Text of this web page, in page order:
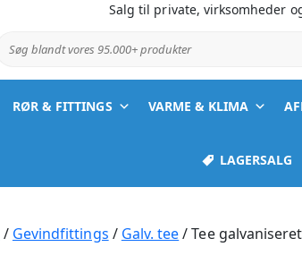
Salg til private, virksomheder
Søg blandt vores 95.000+ produkter
RØR & FITTINGS VARME & KLIMA
LAGERSALG
/ Gevindfittings / Galv. tee/ Tee